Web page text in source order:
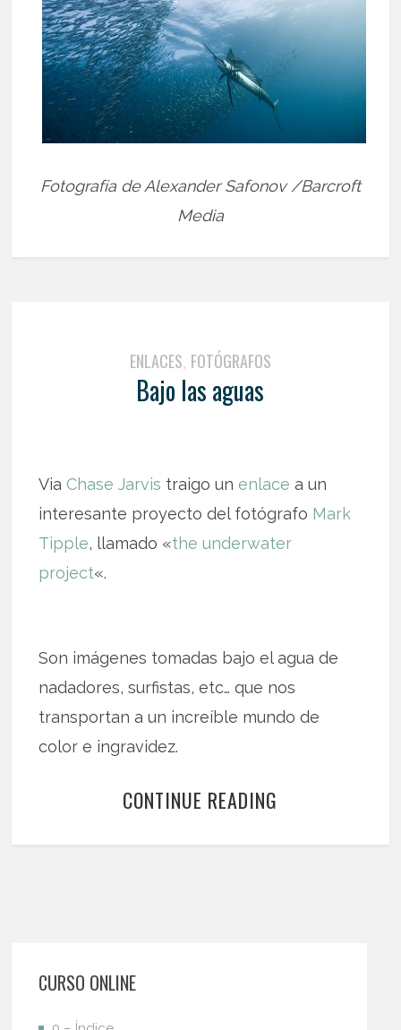
Fotografía de Alexander Safonov /Barcroft
Media
ENLACES, FOTÓGRAFOS
Bajo las aguas
ViaChase Jarvis traigo un enlace a un
interesante proyecto del fotógrafo Mark
Tipple, llamado «the underwater
project«.
Son imágenes tomadas bajo el agua de
nadadores, surfistas, etc… que nos
transportan a un increíble mundo de
color e ingravidez.
CONTINUE READING
CURSO ONLINE